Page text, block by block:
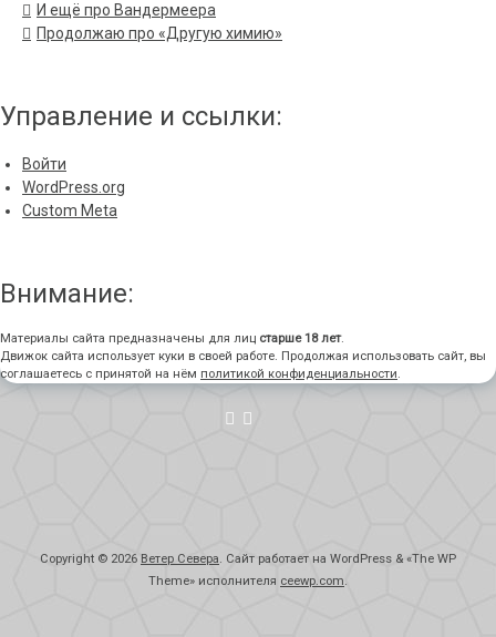
И ещё про Вандермеера
Продолжаю про «Другую химию»
Управление и ссылки:
Войти
WordPress.org
Custom Meta
Внимание:
Материалы сайта предназначены для лиц старше 18 лет.
Движок сайта использует куки в своей работе. Продолжая использовать сайт, вы
соглашаетесь с принятой на нём политикой конфиденциальности.
Copyright © 2026 Ветер Севера. Сайт работает на WordPress & «The WP
Theme» исполнителя ceewp.com.